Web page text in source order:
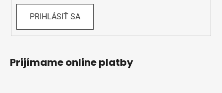
PRIHLÁSIŤ SA
Prijímame online platby